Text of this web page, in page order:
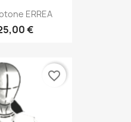
ERREA
€
favorite_border